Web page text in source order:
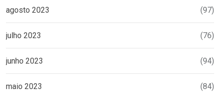
agosto 2023 (97)
julho 2023 (76)
junho 2023 (94)
maio 2023 (84)